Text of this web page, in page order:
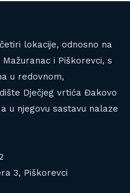
lokacije, odnosno na
i Piškorevci, s
u redovnom,
Dječjeg vrtića Đakovo
u njegovu sastavu nalaze
3, Piškorevci